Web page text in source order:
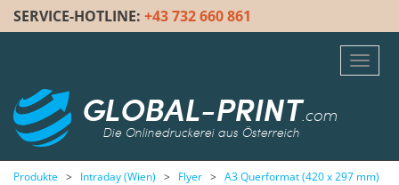
SERVICE-HOTLINE: +43 732 660 861
GLOBAL-PRINT.com
Die Onlinedruckerei aus Österreich
Produkte > Intraday (Wien) > Flyer > A3 Querformat (420 x 297 mm)